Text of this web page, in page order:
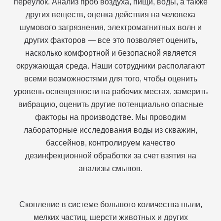
переулок. Анализ проб воздуха, пищи, воды, а также
других веществ, оценка действия на человека
шумового загрязнения, электромагнитных волн и
других факторов — все это позволяет оценить,
насколько комфортной и безопасной является
окружающая среда. Наши сотрудники располагают
всеми возможностями для того, чтобы оценить
уровень освещенности на рабочих местах, замерить
вибрацию, оценить другие потенциально опасные
факторы на производстве. Мы проводим
лабораторные исследования воды из скважин,
бассейнов, контролируем качество
дезинфекционной обработки за счет взятия на
анализы смывов.
Скопление в системе большого количества пыли,
мелких частиц, шерсти животных и других